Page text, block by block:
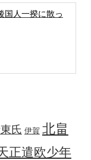
国人一揆に散っ
氏 伊賀 北畠
正遣欧少年